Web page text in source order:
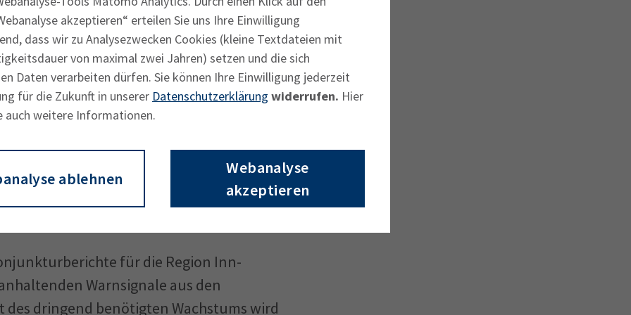
akzeptieren“ erteilen Sie uns Ihre Einwilligung
dass wir zu Analysezwecken Cookies (kleine Textdateien mit
von maximal zwei Jahren) setzen und die sich
Daten verarbeiten dürfen. Sie können Ihre Einwilligung jederzeit
für die Zukunft in unserer Datenschutzerklärung widerrufen. Hier
auch weitere Informationen.
ablehnen
Webanalyse
akzeptieren
Jahresbeginn zumindest nicht gestiegen.
der regionalen Unternehmen stehen klar
wollen Investitionen steigern, 25
Stellen werden verstärkt abgebaut: Nur
Stellenaufbau, 25 Prozent rechnen
auf Reformpaket
für die Region Inn-
Warnsignale aus den
dringend benötigten Wachstums wird